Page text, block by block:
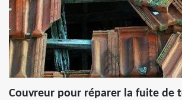
Couvreur pour réparer la fuite de